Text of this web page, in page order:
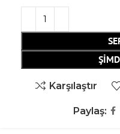
Karşılaştır
Paylaş: